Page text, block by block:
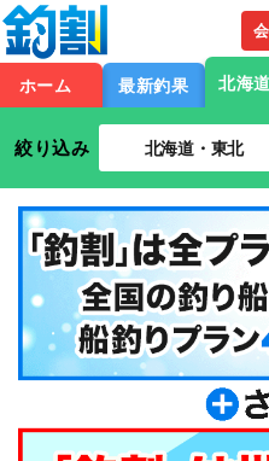
ホーム 最新釣果 北海
絞り込み 北海道・東北